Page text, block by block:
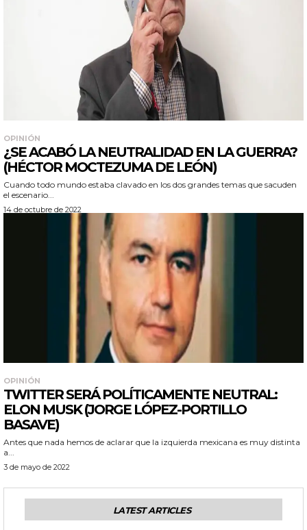
OPINIÓN
¿SE ACABÓ LA NEUTRALIDAD EN LA GUERRA?
(HÉCTOR MOCTEZUMA DE LEÓN)
Cuando todo mundo estaba clavado en los dos grandes temas que sacuden
el escenario...
14 de octubre de 2022
OPINIÓN
TWITTER SERÁ POLÍTICAMENTE NEUTRAL:
ELON MUSK (JORGE LÓPEZ-PORTILLO
BASAVE)
Antes que nada hemos de aclarar que la izquierda mexicana es muy distinta
a...
3 de mayo de 2022
LATEST ARTICLES